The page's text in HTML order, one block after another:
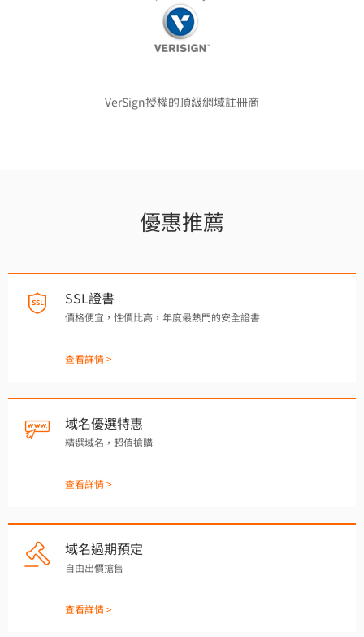
VerSign授權的頂級網域註冊商
優惠推薦
SSL證書
價格便宜，性價比高，年度最熱門的安全證書
查看詳情 >
域名優選特惠
精選域名，超值搶購
查看詳情 >
域名過期預定
自由出價搶售
查看詳情 >